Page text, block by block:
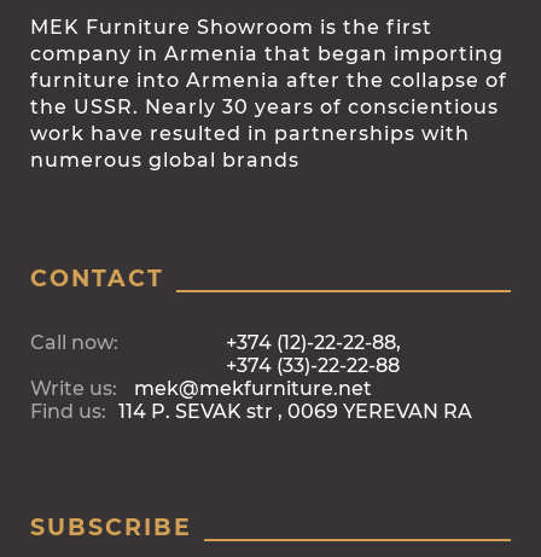
MEK Furniture Showroom is the first
company in Armenia that began importing
furniture into Armenia after the collapse of
the USSR. Nearly 30 years of conscientious
work have resulted in partnerships with
numerous global brands
CONTACT
Call now:
+374 (12)-22-22-88,
+374 (33)-22-22-88
Write us:
mek@mekfurniture.net
Find us: 114 P. SEVAK str , 0069 YEREVAN RA
SUBSCRIBE